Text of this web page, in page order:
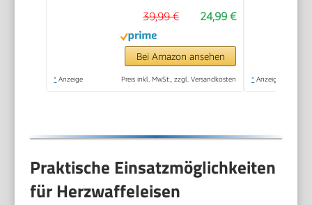
praktisch, ca. 1.300 W
Leistung,
schwarz/Edelstal, WA
2103
24,99 €
39,99 €
Bei Amazon ansehen
* Anzeige Preis inkl. MwSt., zzgl. Versandkosten * Anzeige
Praktische Einsatzmöglichkeiten
für Herzwaffeleisen